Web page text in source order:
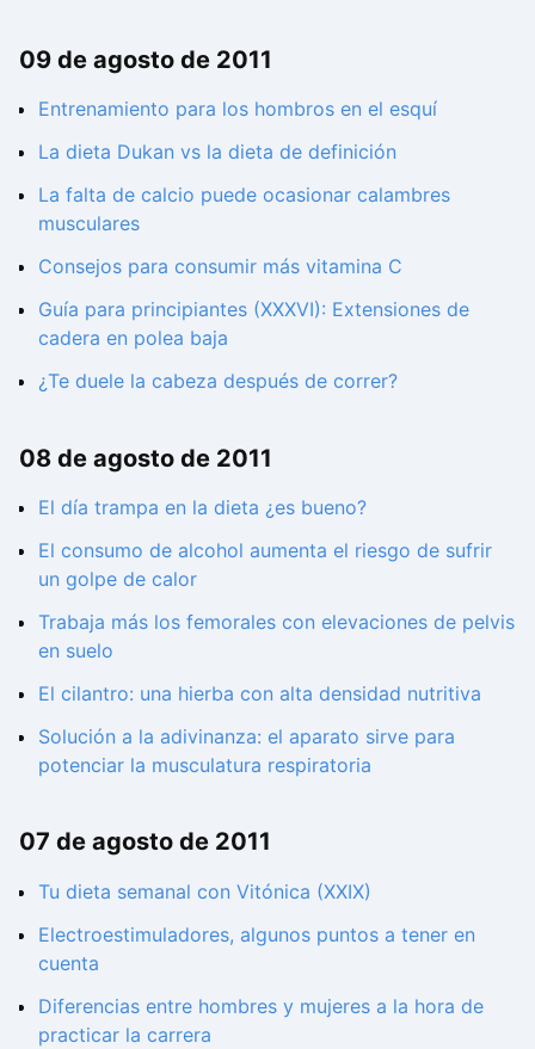
09 de agosto de 2011
Entrenamiento para los hombros en el esquí
La dieta Dukan vs la dieta de definición
La falta de calcio puede ocasionar calambres
musculares
Consejos para consumir más vitamina C
Guía para principiantes (XXXVI): Extensiones de
cadera en polea baja
¿Te duele la cabeza después de correr?
08 de agosto de 2011
El día trampa en la dieta ¿es bueno?
El consumo de alcohol aumenta el riesgo de sufrir
un golpe de calor
Trabaja más los femorales con elevaciones de pelvis
en suelo
El cilantro: una hierba con alta densidad nutritiva
Solución a la adivinanza: el aparato sirve para
potenciar la musculatura respiratoria
07 de agosto de 2011
Tu dieta semanal con Vitónica (XXIX)
Electroestimuladores, algunos puntos a tener en
cuenta
Diferencias entre hombres y mujeres a la hora de
practicar la carrera